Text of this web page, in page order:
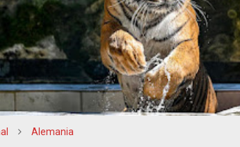
Alemania